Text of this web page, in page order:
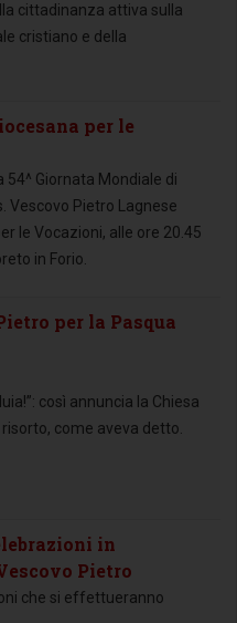
cittadinanza attiva sulla
cristiano e della
per le
54^ Giornata Mondiale di
Vescovo Pietro Lagnese
le Vocazioni, alle ore 20.45
in Forio.
per la Pasqua
così annuncia la Chiesa
risorto, come aveva detto.
in
Pietro
che si effettueranno